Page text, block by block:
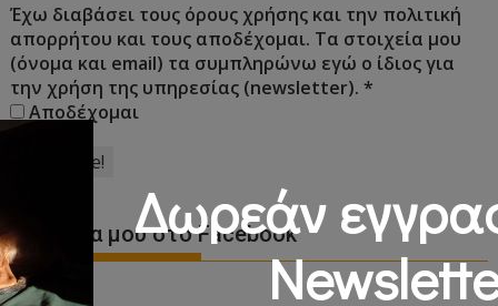
Έχω διαβάσει τους όρους χρήσης και την πολιτική
απορρήτου και τους αποδέχομαι. Τα στοιχεία μου
(όνομα και email) τα συμπληρώνω εγώ ο ίδιος για
την χρήση της υπηρεσίας (newsletter).*
Αποδέχομαι
Η Σελίδα μου στο Facebook
Δωρεάν